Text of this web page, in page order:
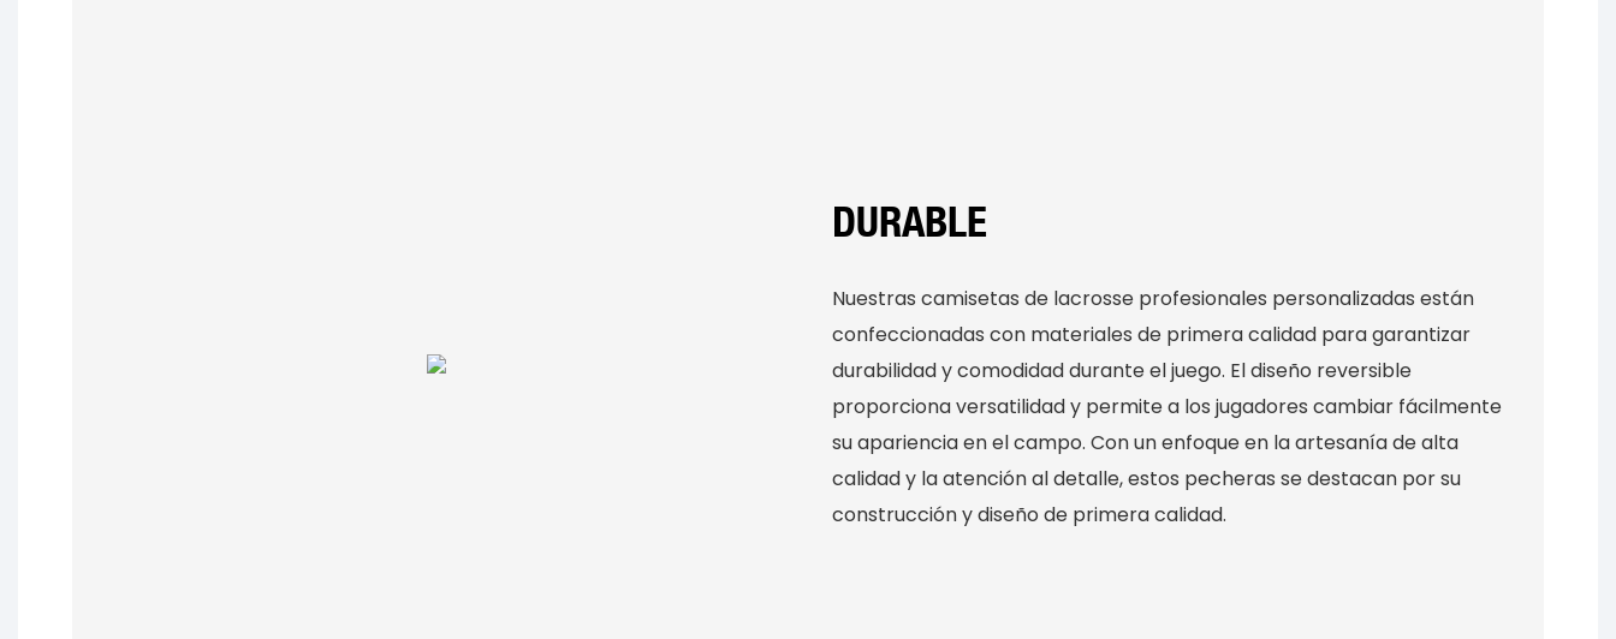
DURABLE
Nuestras camisetas de lacrosse profesionales personalizadas están
confeccionadas con materiales de primera calidad para garantizar
durabilidad y comodidad durante el juego. El diseño reversible
proporciona versatilidad y permite a los jugadores cambiar fácilmente
su apariencia en el campo. Con un enfoque en la artesanía de alta
calidad y la atención al detalle, estos pecheras se destacan por su
construcción y diseño de primera calidad.